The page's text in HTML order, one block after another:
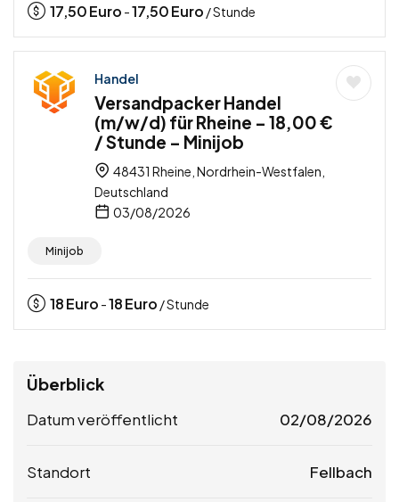
17,50Euro -17,50Euro / Stunde
Handel
Versandpacker Handel
(m/w/d) für Rheine – 18,00 €
/ Stunde – Minijob
48431 Rheine, Nordrhein-Westfalen,
Deutschland
03/08/2026
Minijob
18Euro -18Euro / Stunde
Überblick
Datum veröffentlicht 02/08/2026
Standort Fellbach